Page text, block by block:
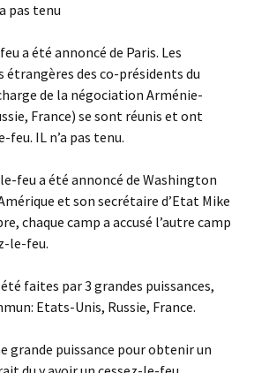
pas tenu
a été annoncé de Paris. Les
étrangères des co-présidents du
de la négociation Arménie-
France) se sont réunis et ont
feu. IL n’a pas tenu.
feu a été annoncé de Washington
et son secrétaire d’Etat Mike
chaque camp a accusé l’autre camp
le-feu.
faites par 3 grandes puissances,
Etats-Unis, Russie, France.
grande puissance pour obtenir un